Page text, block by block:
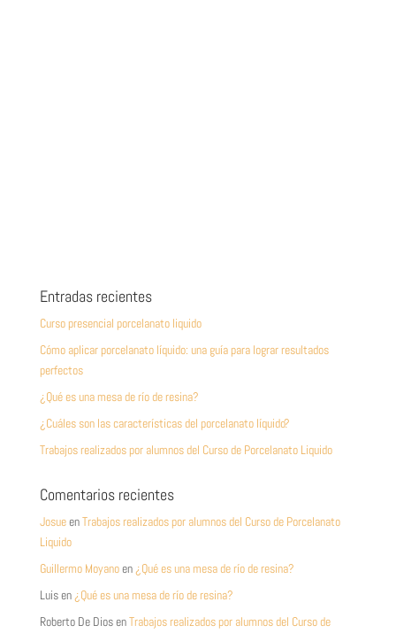
Entradas recientes
Curso presencial porcelanato liquido
Cómo aplicar porcelanato líquido: una guía para lograr resultados
perfectos
¿Qué es una mesa de río de resina?
¿Cuáles son las características del porcelanato líquido?
Trabajos realizados por alumnos del Curso de Porcelanato Liquido
Comentarios recientes
JosueenTrabajos realizados por alumnos del Curso de Porcelanato
Liquido
Guillermo Moyanoen ¿Qué es una mesa de río de resina?
Luisen ¿Qué es una mesa de río de resina?
Roberto De DiosenTrabajos realizados por alumnos del Curso de